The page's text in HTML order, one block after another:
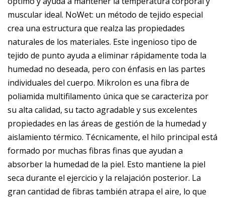
muscular ideal. NoWet: un método de tejido especial
crea una estructura que realza las propiedades
naturales de los materiales. Este ingenioso tipo de
tejido de punto ayuda a eliminar rápidamente toda la
humedad no deseada, pero con énfasis en las partes
individuales del cuerpo. Mikrolon es una fibra de
poliamida multifilamento única que se caracteriza por
su alta calidad, su tacto agradable y sus excelentes
propiedades en las áreas de gestión de la humedad y
aislamiento térmico. Técnicamente, el hilo principal está
formado por muchas fibras finas que ayudan a
absorber la humedad de la piel. Esto mantiene la piel
seca durante el ejercicio y la relajación posterior. La
gran cantidad de fibras también atrapa el aire, lo que